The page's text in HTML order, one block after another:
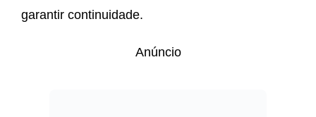
garantir continuidade.
Anúncio